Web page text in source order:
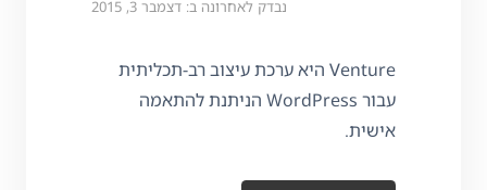
נבדק לאחרונה ב: דצמבר 3, 2015
Venture היא ערכת עיצוב רב-תכליתית
עבור WordPress הניתנת להתאמה
אישית.